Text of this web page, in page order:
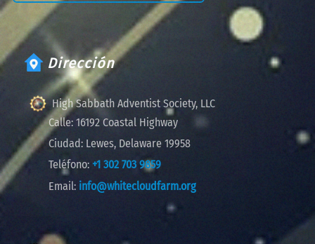
Dirección
High Sabbath Adventist Society, LLC
Calle: 16192 Coastal Highway
Ciudad: Lewes, Delaware 19958
Teléfono: +1 302 703 9859
Email: info@whitecloudfarm.org